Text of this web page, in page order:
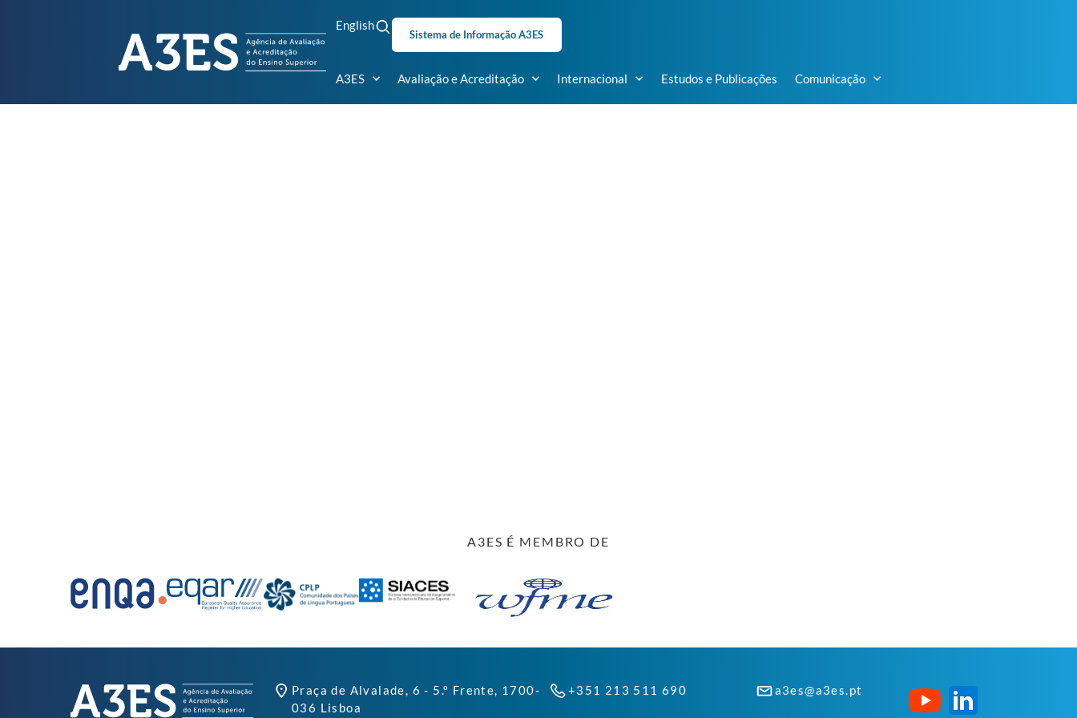
English
Sistema de Informação A3ES
A3ES Avaliação e Acreditação Internacional Estudos e Publicações Comunicação
A3ES É MEMBRO DE
Praça de Alvalade, 6 - 5.º Frente, 1700-
036 Lisboa
+351 213 511 690 a3es@a3es.pt